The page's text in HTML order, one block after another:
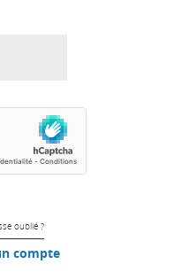
oublié ?
compte